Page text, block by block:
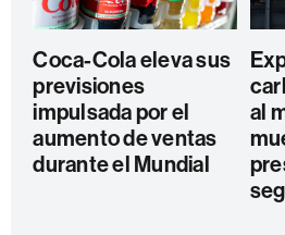
Coca-Cola eleva sus
previsiones
impulsada por el
aumento de ventas
durante el Mundial
al